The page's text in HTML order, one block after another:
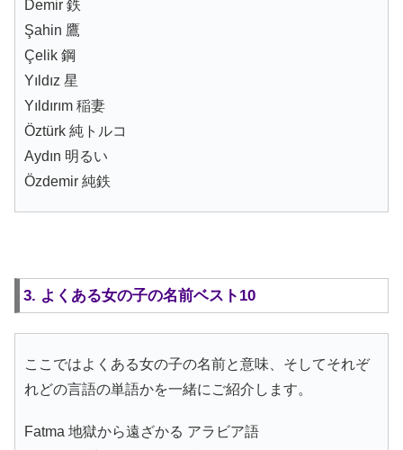
Demir 鉄
Şahin 鷹
Çelik 鋼
Yıldız 星
Yıldırım 稲妻
Öztürk 純トルコ
Aydın 明るい
Özdemir 純鉄
3. よくある女の子の名前ベスト10
ここではよくある女の子の名前と意味、そしてそれぞ
れどの言語の単語かを一緒にご紹介します。
Fatma 地獄から遠ざかる アラビア語